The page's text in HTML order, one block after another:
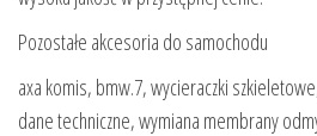
Pozostałe akcesoria do samochodu
axa komis, bmw.7, wycieraczki
dane techniczne, wymiana membrany